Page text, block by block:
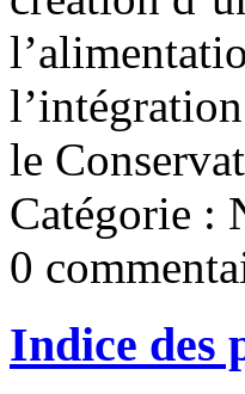
le
Catégorie :
0
Indice des